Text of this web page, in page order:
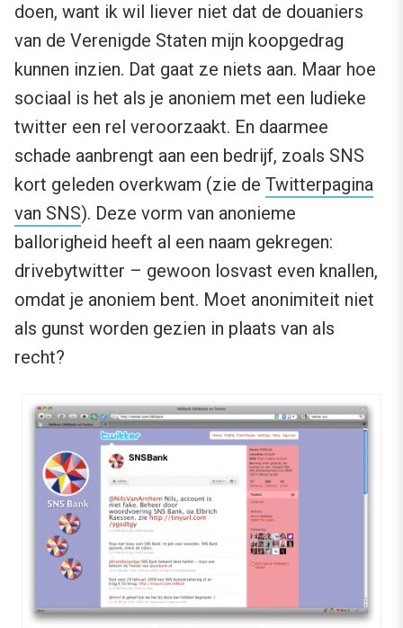
doen, want ik wil liever niet dat de douaniers
van de Verenigde Staten mijn koopgedrag
kunnen inzien. Dat gaat ze niets aan. Maar hoe
sociaal is het als je anoniem met een ludieke
twitter een rel veroorzaakt. En daarmee
schade aanbrengt aan een bedrijf, zoals SNS
kort geleden overkwam (zie de Twitterpagina
van SNS). Deze vorm van anonieme
ballorigheid heeft al een naam gekregen:
drivebytwitter – gewoon losvast even knallen,
omdat je anoniem bent. Moet anonimiteit niet
als gunst worden gezien in plaats van als
recht?